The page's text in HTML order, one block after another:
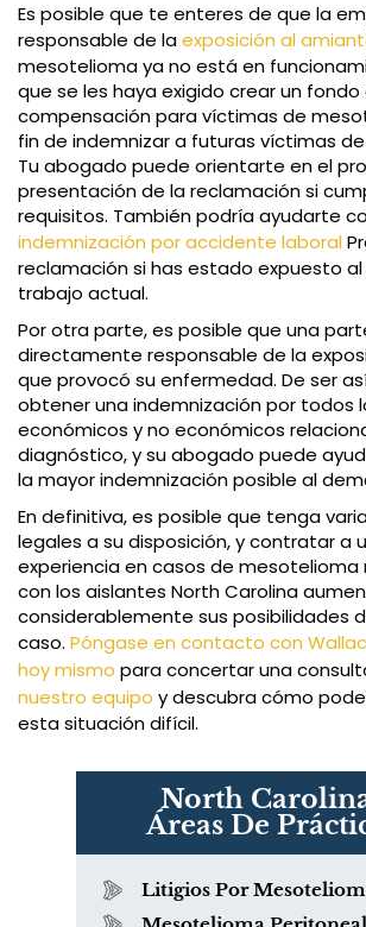
Es posible que te enteres de que la
responsable de laexposición al
mesotelioma ya no está en
que se les haya exigido crear un fondo
compensación para víctimas de
fin de indemnizar a futuras víctimas
Tu abogado puede orientarte en el
presentación de la reclamación si
requisitos. También podría ayudarte
indemnización por accidente laboral
reclamación si has estado expuesto
trabajo actual.
Por otra parte, es posible que una
directamente responsable de la
que provocó su enfermedad. De ser
obtener una indemnización por todos
económicos y no económicos
diagnóstico, y su abogado puede
la mayor indemnización posible al
En definitiva, es posible que tenga
legales a su disposición, y contratar a
experiencia en casos de mesotelioma
con los aislantes North Carolina
considerablemente sus posibilidades
caso. Póngase en contacto con
hoy mismo para concertar una
nuestro equipo y descubra cómo
esta situación difícil.
North
Áreas De
Litigios Por